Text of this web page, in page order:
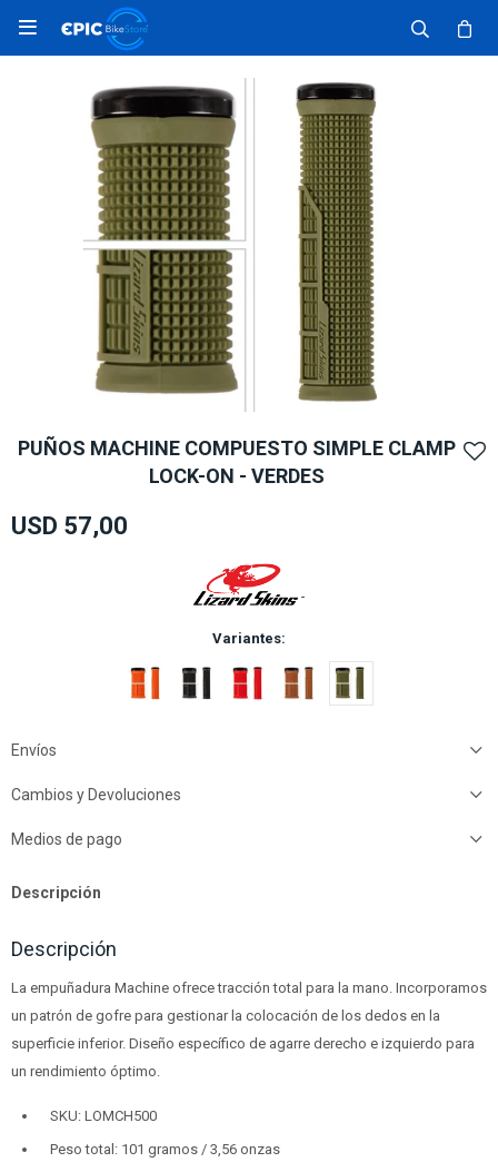

PUÑOS MACHINE COMPUESTO SIMPLE CLAMP
LOCK-ON - VERDES
USD 57,00
Variantes:
Envíos
Cambios y Devoluciones
Medios de pago
Descripción
Descripción
La empuñadura Machine ofrece tracción total para la mano. Incorporamos
un patrón de gofre para gestionar la colocación de los dedos en la
superficie inferior. Diseño específico de agarre derecho e izquierdo para
un rendimiento óptimo.
SKU: LOMCH500
Peso total: 101 gramos / 3,56 onzas